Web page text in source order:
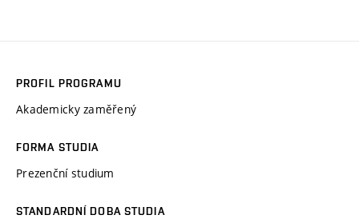
PROFIL PROGRAMU
Akademicky zaměřený
FORMA STUDIA
Prezenční studium
STANDARDNÍ DOBA STUDIA